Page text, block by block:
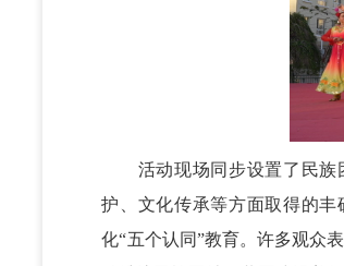
活动现场同步设置了民族团
护、文化传承等方面取得的
化“五个认同”教育。许多观众